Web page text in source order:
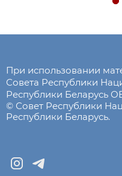
При использовании
Совета Республики
Республики Беларусь
© Совет Республики
Республики Беларусь.